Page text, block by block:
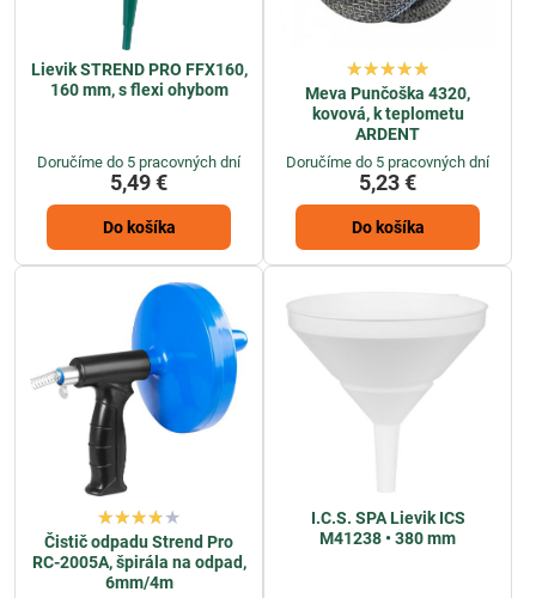
Lievik STREND PRO FFX160,
160 mm, s flexi ohybom
Doručíme do 5 pracovných dní
5,49 €
Do košíka
Meva Punčoška 4320,
kovová, k teplometu
ARDENT
Doručíme do 5 pracovných dní
5,23 €
Do košíka
Čistič odpadu Strend Pro
RC-2005A, špirála na odpad,
6mm/4m
I.C.S. SPA Lievik ICS
M41238 • 380 mm